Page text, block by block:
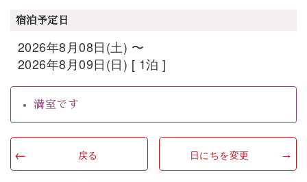
宿泊予定日
2026年8月08日(土) 〜
2026年8月09日(日) [ 1泊 ]
満室です
戻る 日にちを変更